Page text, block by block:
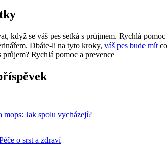
když se váš pes setká s průjmem. Rychlá
Dbáte-li na tyto kroky, váš pes bude mít
mops: Jak spolu vycházejí?
o srst a zdraví